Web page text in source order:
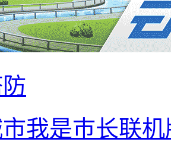
我是巿长联机